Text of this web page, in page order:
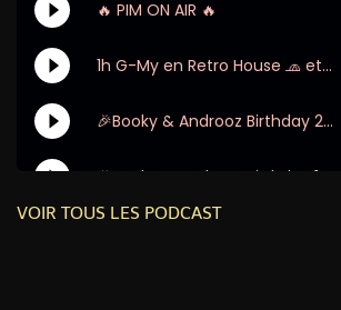
VOIR TOUS LES PODCAST